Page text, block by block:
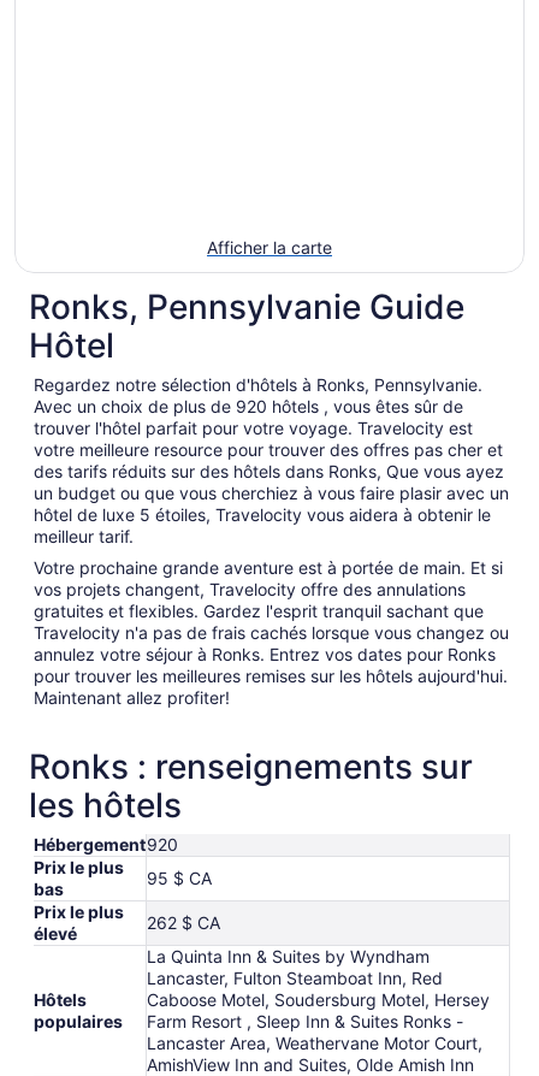
Afficher la carte
Ronks, Pennsylvanie Guide
Hôtel
Regardez notre sélection d'hôtels à Ronks, Pennsylvanie.
Avec un choix de plus de 920 hôtels , vous êtes sûr de
trouver l'hôtel parfait pour votre voyage. Travelocity est
votre meilleure resource pour trouver des offres pas cher et
des tarifs réduits sur des hôtels dans Ronks, Que vous ayez
un budget ou que vous cherchiez à vous faire plasir avec un
hôtel de luxe 5 étoiles, Travelocity vous aidera à obtenir le
meilleur tarif.
Votre prochaine grande aventure est à portée de main. Et si
vos projets changent, Travelocity offre des annulations
gratuites et flexibles. Gardez l'esprit tranquil sachant que
Travelocity n'a pas de frais cachés lorsque vous changez ou
annulez votre séjour à Ronks. Entrez vos dates pour Ronks
pour trouver les meilleures remises sur les hôtels aujourd'hui.
Maintenant allez profiter!
Ronks : renseignements sur
les hôtels
Hébergement920
Prix le plus
bas
95 $ CA
Prix le plus
élevé
262 $ CA
Hôtels
populaires
La Quinta Inn & Suites by Wyndham
Lancaster, Fulton Steamboat Inn, Red
Caboose Motel, Soudersburg Motel, Hersey
Farm Resort , Sleep Inn & Suites Ronks -
Lancaster Area, Weathervane Motor Court,
AmishView Inn and Suites, Olde Amish Inn